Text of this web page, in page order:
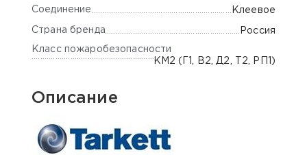
Соединение Клеевое
Страна бренда Россия
Класс пожаробезопасности
КМ2 (Г1, В2, Д2, Т2, РП1)
Описание